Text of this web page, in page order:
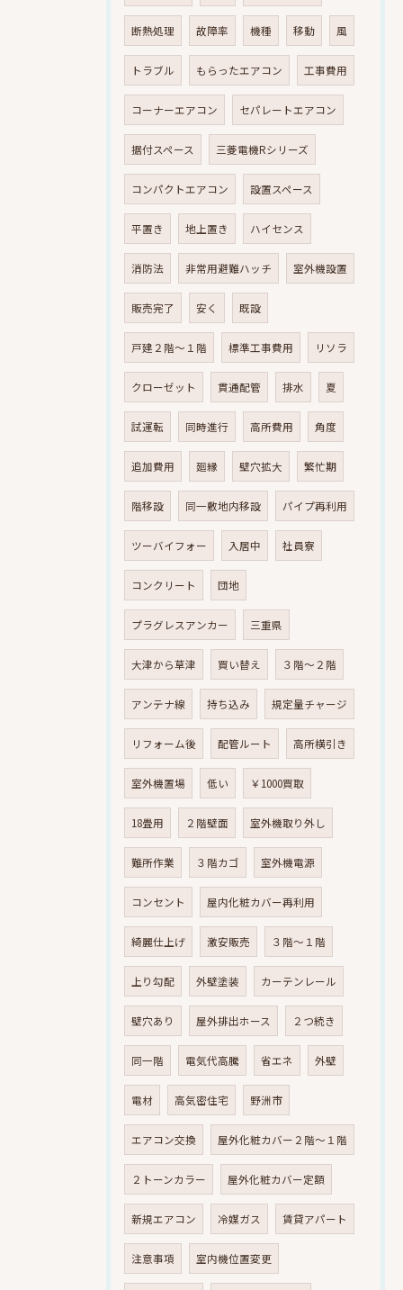
断熱処理 故障率 機種 移動 風
トラブル もらったエアコン 工事費用
コーナーエアコン セパレートエアコン
据付スペース 三菱電機Rシリーズ
コンパクトエアコン 設置スペース
平置き 地上置き ハイセンス
消防法 非常用避難ハッチ 室外機設置
販売完了 安く 既設
戸建２階～１階 標準工事費用 リソラ
クローゼット 貫通配管 排水 夏
試運転 同時進行 高所費用 角度
追加費用 廻縁 壁穴拡大 繁忙期
階移設 同一敷地内移設 パイプ再利用
ツーバイフォー 入居中 社員寮
コンクリート 団地
プラグレスアンカー 三重県
大津から草津 買い替え ３階～２階
アンテナ線 持ち込み 規定量チャージ
リフォーム後 配管ルート 高所横引き
室外機置場 低い ￥1000買取
18畳用 ２階壁面 室外機取り外し
難所作業 ３階カゴ 室外機電源
コンセント 屋内化粧カバー再利用
綺麗仕上げ 激安販売 ３階～１階
上り勾配 外壁塗装 カーテンレール
壁穴あり 屋外排出ホース ２つ続き
同一階 電気代高騰 省エネ 外壁
電材 高気密住宅 野洲市
エアコン交換 屋外化粧カバー２階～１階
２トーンカラー 屋外化粧カバー定額
新規エアコン 冷媒ガス 賃貸アパート
注意事項 室内機位置変更